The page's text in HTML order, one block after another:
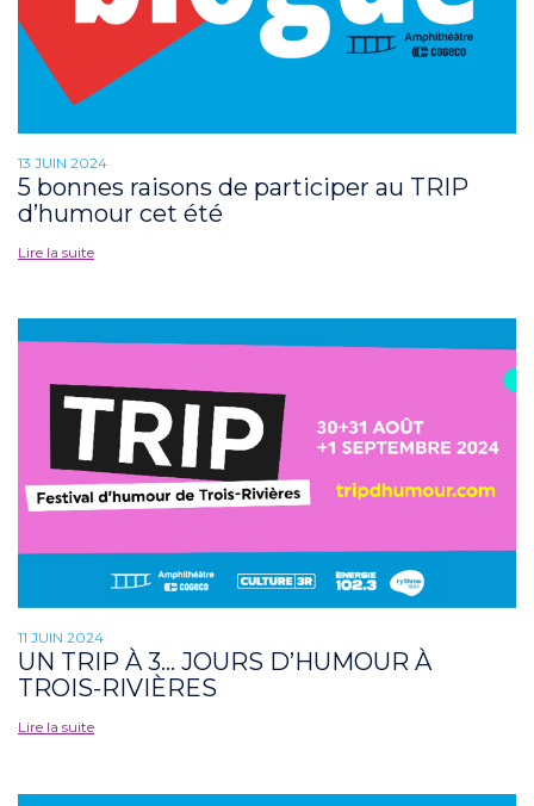
13 JUIN 2024
5 bonnes raisons de participer au TRIP
d’humour cet été
Lire la suite
11 JUIN 2024
UN TRIP À 3… JOURS D’HUMOUR À
TROIS-RIVIÈRES
Lire la suite